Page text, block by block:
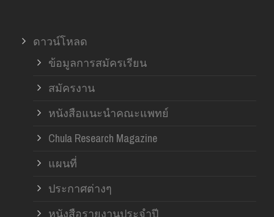
ดาวน์โหลด
ข้อมูลการสมัครเรียน
สมัครงาน
หนังสือแนะนำคณะแพทย์
Chula Research Magazine
แผนที่
ประกาศต่างๆ
หนังสือรายงานประจำปี